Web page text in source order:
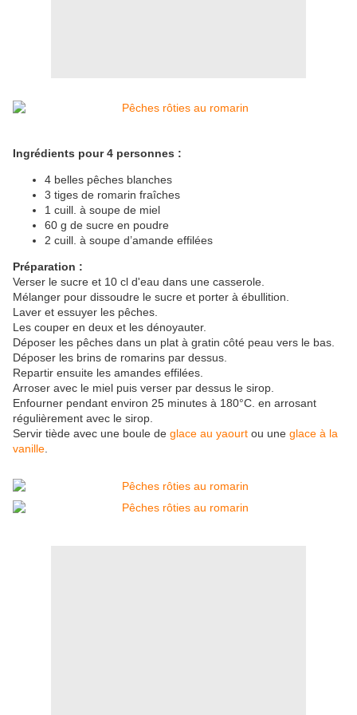
Ingrédients pour 4 personnes :
4 belles pêches blanches
3 tiges de romarin fraîches
1 cuill. à soupe de miel
60 g de sucre en poudre
2 cuill. à soupe d’amande effilées
Préparation :
Verser le sucre et 10 cl d'eau dans une casserole.
Mélanger pour dissoudre le sucre et porter à ébullition.
Laver et essuyer les pêches.
Les couper en deux et les dénoyauter.
Déposer les pêches dans un plat à gratin côté peau vers le bas.
Déposer les brins de romarins par dessus.
Repartir ensuite les amandes effilées.
Arroser avec le miel puis verser par dessus le sirop.
Enfourner pendant environ 25 minutes à 180°C. en arrosant
régulièrement avec le sirop.
Servir tiède avec une boule de glace au yaourt ou une glace à la
vanille